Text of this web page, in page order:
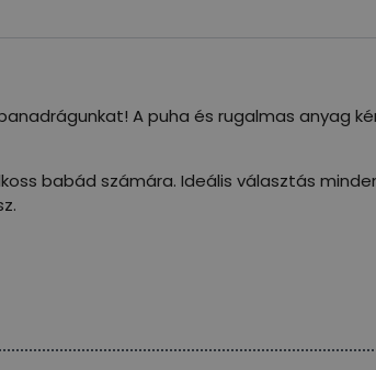
A puha és rugalmas anyag
babád számára. Ideális választás